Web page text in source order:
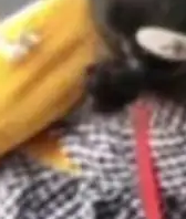
将
组
了一
），
业已
云模
着 AI
织
、
数据
，公
求。
人工
能在
能、
服
各行
逐
只是
下，